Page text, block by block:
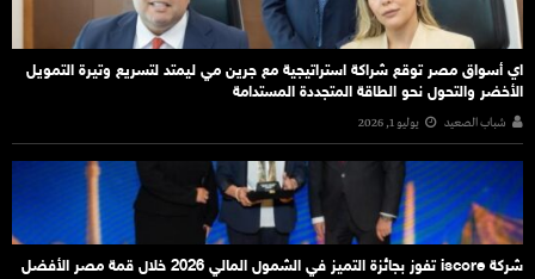
اي أسواق مصر توقع شراكة استراتيجية مع جرين مي ليمتد لتسريع وتيرة التمويل
الأخضر والتحول نحو الطاقة المتجددة المستدامة
شباب الصعيد يوليو 1, 2026
شركة iscore تفوز بجائزة التميز في الشمول المالي 2026 خلال قمة مصر الأفضل